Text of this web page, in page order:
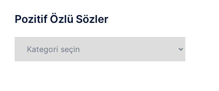
Pozitif Özlü Sözler